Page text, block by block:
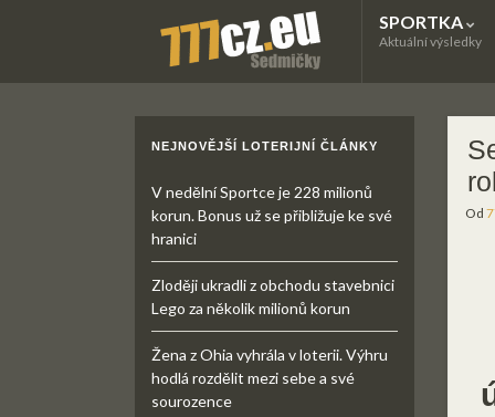
SPORTKA
Aktuální výsledky
Od
NEJNOVĚJŠÍ LOTERIJNÍ ČLÁNKY
V nedělní Sportce je 228 milionů
korun. Bonus už se přibližuje ke své
hranici
Zloději ukradli z obchodu stavebnici
Lego za několik milionů korun
Žena z Ohia vyhrála v loterii. Výhru
hodlá rozdělit mezi sebe a své
sourozence